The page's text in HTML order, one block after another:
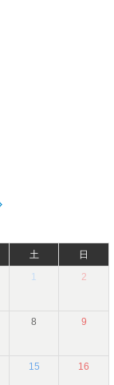
土
日
1 2
8 9
15 16